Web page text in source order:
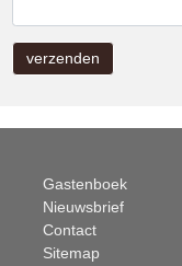
Gastenboek
Nieuwsbrief
Contact
Sitemap